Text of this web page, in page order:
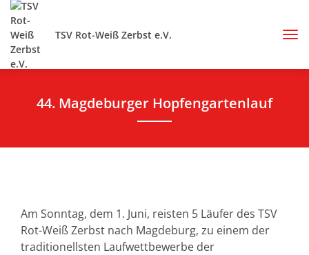
TSV Rot-Weiß Zerbst e.V.
44. Magdeburger Hopfengartenlauf
Am Sonntag, dem 1. Juni, reisten 5 Läufer des TSV
Rot-Weiß Zerbst nach Magdeburg, zu einem der
traditionellsten Laufwettbewerbe der